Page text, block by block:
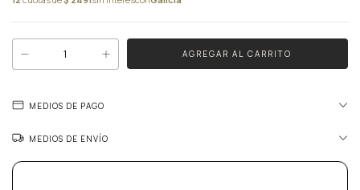
MEDIOS DE PAGO
MEDIOS DE ENVÍO